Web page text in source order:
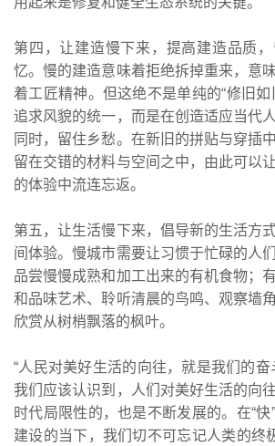
第四，让建造慢下来，提高建造品质
忆。慢的建造意味着拒绝拆掉重来，意
着工匠精神。但这绝不是单纯的“修旧如
追求风貌的统一，而是在创造适应当代
同时，留住乡愁。在新旧的拼贴与穿插
留在交错的材料与空间之中，由此可以
的体验中流连忘返。
第五，让生活慢下来，倡导新的生活方
间体验。慢城市需要让习惯于忙碌的人
品尝慢慢成熟和加工出来的有机食物；
和品味艺术、聆听清晨的鸟鸣、观察墙
欣赏从树梢飘落的枫叶。
“人民对美好生活的向往，就是我们的奋
我们应该认识到，人们对美好生活的向
时代局限性的，也是不断发展的。在“快
建设的当下，我们切不可忘记人类的终